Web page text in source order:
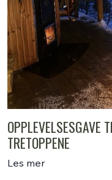
OPPLEVELSESGAVE
TRETOPPENE
Les mer